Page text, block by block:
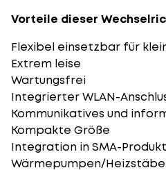
Vorteile dieser
Flexibel einsetzbar für
Extrem leise
Wartungsfrei
Integrierter WLAN-
Kommunikatives und
Kompakte Größe
Integration in SMA-
Wärmepumpen/Heizstäbe